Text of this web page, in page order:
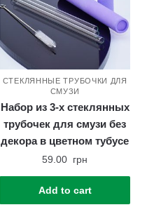
СТЕКЛЯННЫЕ ТРУБОЧКИ ДЛЯ
СМУЗИ
Набор из 3-х стеклянных
трубочек для смузи без
декора в цветном тубусе
59.00 грн
Add to cart